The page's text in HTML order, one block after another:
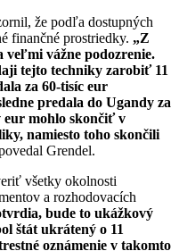
že podľa dostupných
finančné prostriedky. „Z
veľmi vážne podozrenie.
tejto techniky zarobiť 11
za 60-tisíc eur
predala do Ugandy za
eur mohlo skončiť v
namiesto toho skončili
Grendel.
všetky okolnosti
a rozhodovacích
bude to ukážkový
štát ukrátený o 11
oznámenie v takomto